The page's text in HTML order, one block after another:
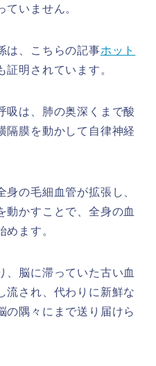
ていません。
は、こちらの記事ホット
証明されています。
吸は、肺の奥深くまで酸
隔膜を動かして自律神経
の毛細血管が拡張し、
動かすことで、全身の血
ます。
、脳に滞っていた古い血
流され、代わりに新鮮な
の隅々にまで送り届けら